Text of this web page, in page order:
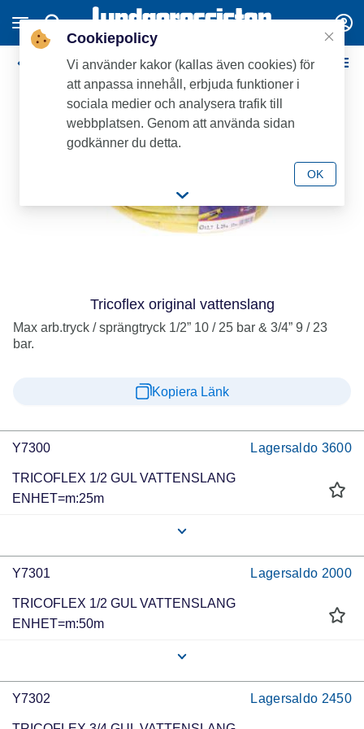
Slang & Slangtillbehör
Tricoflex original vattenslang
Max arb.tryck / sprängtryck 1/2” 10 / 25 bar & 3/4” 9 / 23
bar.
Kopiera Länk
Y7300 Lagersaldo 3600
TRICOFLEX 1/2 GUL VATTENSLANG
ENHET=m:25m
Y7301 Lagersaldo 2000
TRICOFLEX 1/2 GUL VATTENSLANG
ENHET=m:50m
Y7302 Lagersaldo 2450
Cookiepolicy
Vi använder kakor (kallas även cookies) för
att anpassa innehåll, erbjuda funktioner i
sociala medier och analysera trafik till
webbplatsen. Genom att använda sidan
godkänner du detta.
OK